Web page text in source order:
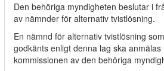
Den behöriga myndigheten beslutar i
av nämnder för alternativ tvistlösning.
En nämnd för alternativ tvistlösning
godkänts enligt denna lag ska anmälas
kommissionen av den behöriga